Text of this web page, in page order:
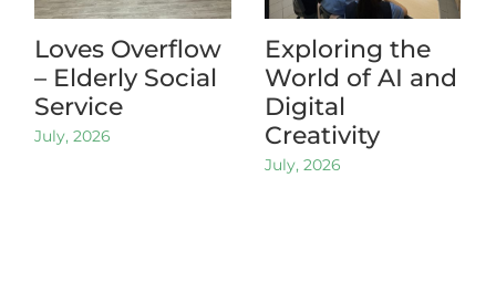
Loves Overflow
– Elderly Social
Service
July, 2026
Exploring the
World of AI and
Digital
Creativity
July, 2026